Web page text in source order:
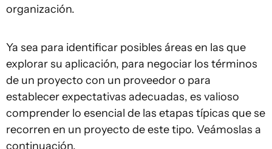
organización.
Ya sea para identificar posibles áreas en las que
explorar su aplicación, para negociar los términos
de un proyecto con un proveedor o para
establecer expectativas adecuadas, es valioso
comprender lo esencial de las etapas típicas que se
recorren en un proyecto de este tipo. Veámoslas a
continuación.